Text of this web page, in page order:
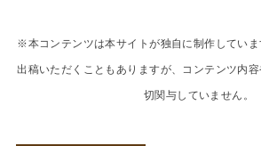
※本コンテンツは本サイトが独自に制作してい
出稿いただくこともありますが、コンテンツ内
切関与していません。